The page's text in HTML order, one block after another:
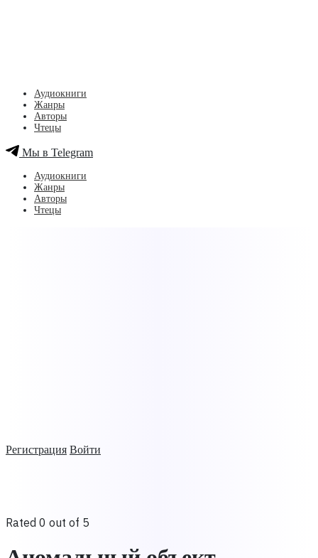
Регистрация Войти
Аудиокниги
Жанры
Авторы
Чтецы
Мы в Telegram
Аудиокниги
Жанры
Авторы
Чтецы
Rated 0 out of 5